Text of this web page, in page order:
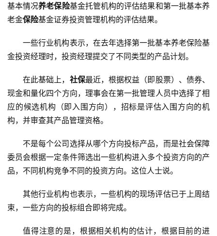
基本情况养老保险基金托管机构的评估结果和第一批基本养
老金保险基金证券投资管理机构的评估结果。
一些行业机构表示，在去年选择第一批基本养老保险基
金投资经理时，投资经理提交了不同类型的产品计划。
在此基础上， 社保最近，根据权益（即股票）、债券、
现金和量化四个方向，理事会在第一批管理人员中选择了相
应的候选机构（即入围方向），招标是评估入围方向的机
构，并审查其产品管理资格。
不是每个公司选择从哪个方向投标产品，而是社会保障
委员会根据一定条件筛选出一些机构进入多个投资方向的产
品，不同机构竞争不同的投资方向。这位人士说。
其他行业机构也表示，一些机构的现场评估已于上周结
束，一些方向的投标组合即将完成。
值得注意的是，根据相关机构的估计，根据目前的进